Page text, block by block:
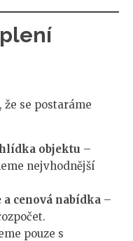
že se postaráme
objektu –
nejvhodnější
cenová nabídka –
pouze s